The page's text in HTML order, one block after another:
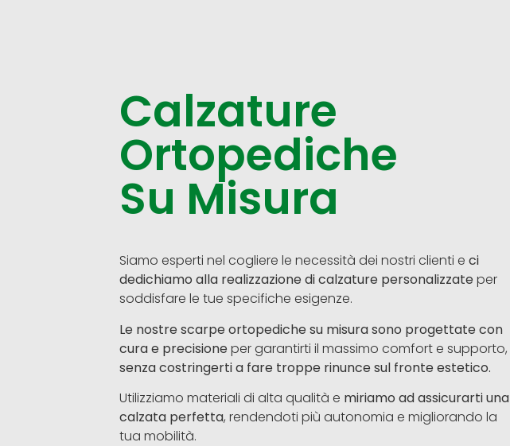
Calzature
Ortopediche
Su Misura
Siamo esperti nel cogliere le necessità dei nostri clienti e ci
dedichiamo alla realizzazione di calzature personalizzate per
soddisfare le tue specifiche esigenze.
Le nostre scarpe ortopediche su misura sono progettate con
cura e precisione per garantirti il massimo comfort e supporto,
senza costringerti a fare troppe rinunce sul fronte estetico.
Utilizziamo materiali di alta qualità e miriamo ad assicurarti una
calzata perfetta, rendendoti più autonomia e migliorando la
tua mobilità.